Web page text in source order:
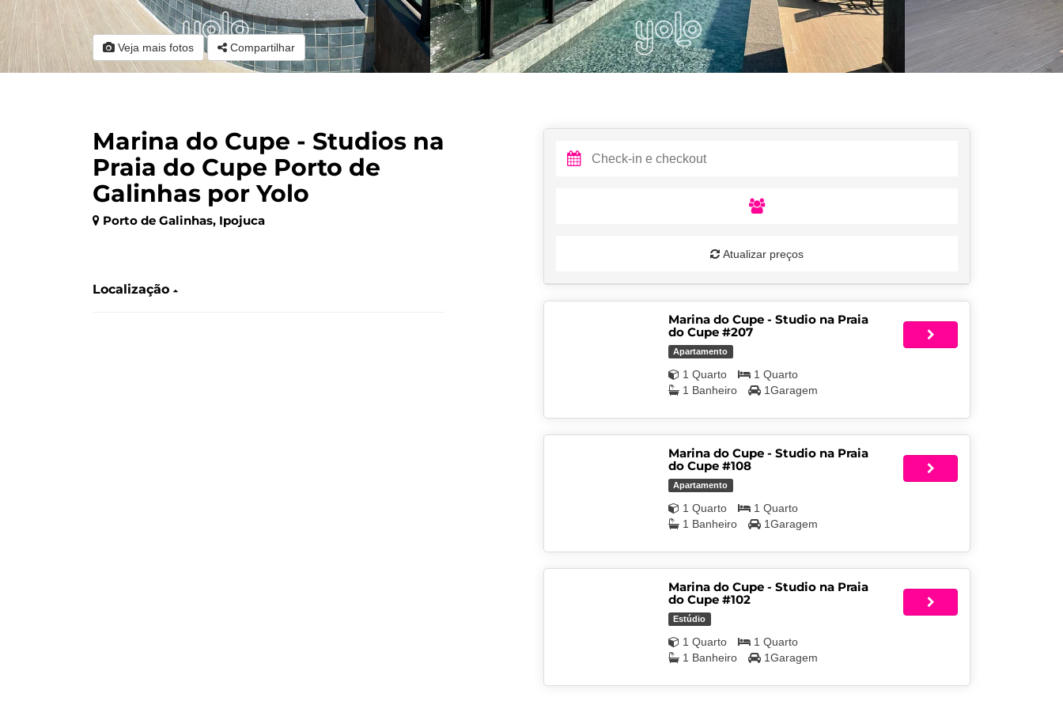
Veja mais fotos Compartilhar
Marina do Cupe - Studios na
Praia do Cupe Porto de
Galinhas por Yolo
Porto de Galinhas, Ipojuca
Localização
Atualizar preços
Marina do Cupe - Studio na Praia
do Cupe #207
Apartamento
1 Quarto
1 Quarto
1 Banheiro
1Garagem
Marina do Cupe - Studio na Praia
do Cupe #108
Apartamento
1 Quarto
1 Quarto
1 Banheiro
1Garagem
Marina do Cupe - Studio na Praia
do Cupe #102
Estúdio
1 Quarto
1 Quarto
1 Banheiro
1Garagem